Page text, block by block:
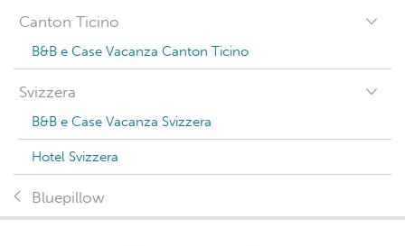
Canton Ticino
B&B e Case Vacanza Canton Ticino
Svizzera
B&B e Case Vacanza Svizzera
Hotel Svizzera
Bluepillow